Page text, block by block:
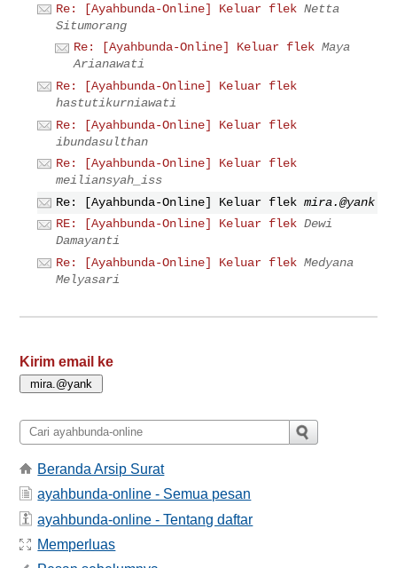
Re: [Ayahbunda-Online] Keluar flek Netta
Situmorang
Re: [Ayahbunda-Online] Keluar flek Maya
Arianawati
Re: [Ayahbunda-Online] Keluar flek
hastutikurniawati
Re: [Ayahbunda-Online] Keluar flek
ibundasulthan
Re: [Ayahbunda-Online] Keluar flek
meiliansyah_iss
Re: [Ayahbunda-Online] Keluar flek mira.@yank
RE: [Ayahbunda-Online] Keluar flek Dewi
Damayanti
Re: [Ayahbunda-Online] Keluar flek Medyana
Melyasari
Kirim email ke
Beranda Arsip Surat
ayahbunda-online - Semua pesan
ayahbunda-online - Tentang daftar
Memperluas